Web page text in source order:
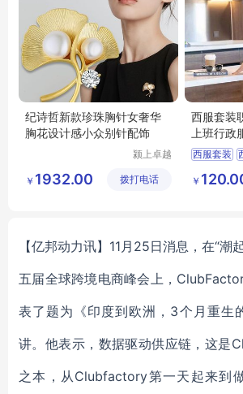
纪诗哲新款珍珠胸针女奢华
胸花设计感小众别针配饰
颍上卓越
有限公司
￥ 1932.00 拨打电话
西服套装
上班行政
西服套装
￥
【亿邦动力讯】11月25日消息，在“潮
五届全球跨境电商峰会上，
表了题为《印度到欧洲，3个月重生
讲。他表示，数据驱动供应链，这是
之本，从Clubfactory第一天起来到